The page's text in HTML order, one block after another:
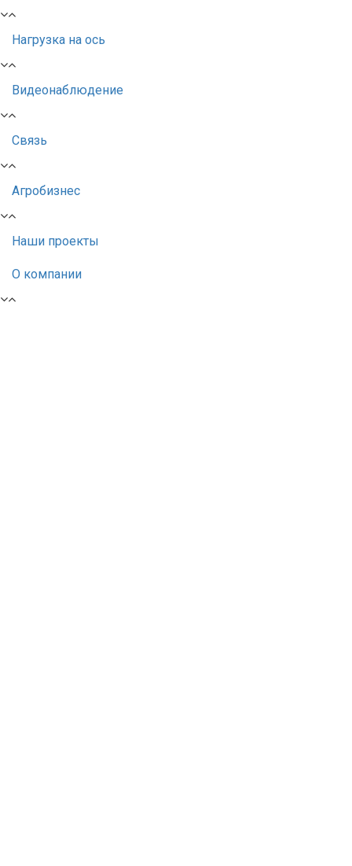
Нагрузка на ось
Видеонаблюдение
Связь
Агробизнес
Наши проекты
О компании